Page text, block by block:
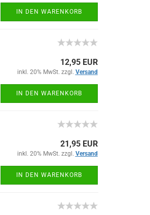
IN DEN WARENKORB
12,95 EUR
inkl. 20% MwSt. zzgl. Versand
IN DEN WARENKORB
21,95 EUR
inkl. 20% MwSt. zzgl. Versand
IN DEN WARENKORB